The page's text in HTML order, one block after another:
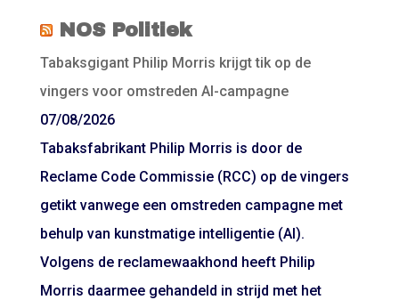
NOS Politiek
Tabaksgigant Philip Morris krijgt tik op de
vingers voor omstreden AI-campagne
07/08/2026
Tabaksfabrikant Philip Morris is door de
Reclame Code Commissie (RCC) op de vingers
getikt vanwege een omstreden campagne met
behulp van kunstmatige intelligentie (AI).
Volgens de reclamewaakhond heeft Philip
Morris daarmee gehandeld in strijd met het